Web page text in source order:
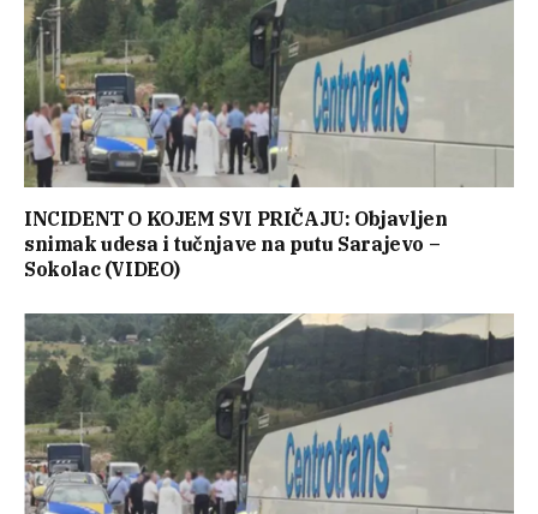
INCIDENT O KOJEM SVI PRIČAJU: Objavljen
snimak udesa i tučnjave na putu Sarajevo –
Sokolac (VIDEO)